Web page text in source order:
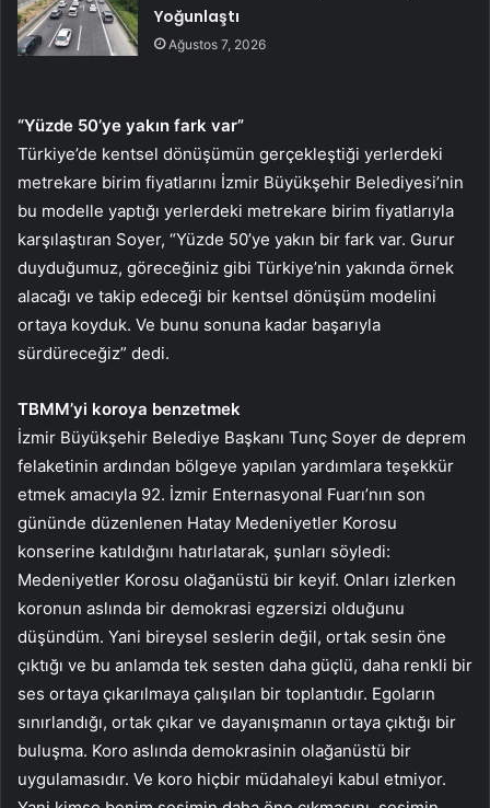
Yoğunlaştı
Ağustos 7, 2026
“Yüzde 50’ye yakın fark var”
Türkiye’de kentsel dönüşümün gerçekleştiği yerlerdeki
metrekare birim fiyatlarını İzmir Büyükşehir Belediyesi’nin
bu modelle yaptığı yerlerdeki metrekare birim fiyatlarıyla
karşılaştıran Soyer, “Yüzde 50’ye yakın bir fark var. Gurur
duyduğumuz, göreceğiniz gibi Türkiye’nin yakında örnek
alacağı ve takip edeceği bir kentsel dönüşüm modelini
ortaya koyduk. Ve bunu sonuna kadar başarıyla
sürdüreceğiz” dedi.
TBMM’yi koroya benzetmek
İzmir Büyükşehir Belediye Başkanı Tunç Soyer de deprem
felaketinin ardından bölgeye yapılan yardımlara teşekkür
etmek amacıyla 92. İzmir Enternasyonal Fuarı’nın son
gününde düzenlenen Hatay Medeniyetler Korosu
konserine katıldığını hatırlatarak, şunları söyledi:
Medeniyetler Korosu olağanüstü bir keyif. Onları izlerken
koronun aslında bir demokrasi egzersizi olduğunu
düşündüm. Yani bireysel seslerin değil, ortak sesin öne
çıktığı ve bu anlamda tek sesten daha güçlü, daha renkli bir
ses ortaya çıkarılmaya çalışılan bir toplantıdır. Egoların
sınırlandığı, ortak çıkar ve dayanışmanın ortaya çıktığı bir
buluşma. Koro aslında demokrasinin olağanüstü bir
uygulamasıdır. Ve koro hiçbir müdahaleyi kabul etmiyor.